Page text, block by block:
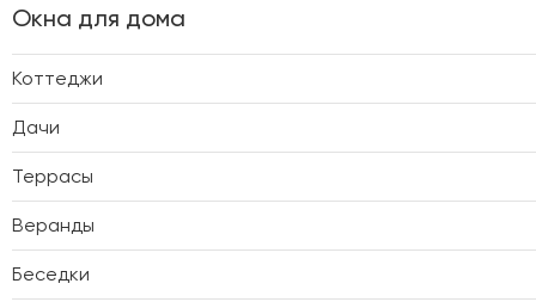
Окна для дома
Коттеджи
Дачи
Террасы
Веранды
Беседки